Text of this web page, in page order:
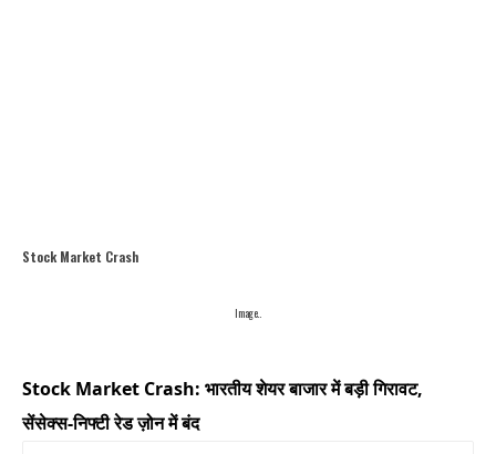
Stock Market Crash
Image..
Stock Market Crash: भारतीय शेयर बाजार में बड़ी गिरावट,
सेंसेक्स-निफ्टी रेड ज़ोन में बंद